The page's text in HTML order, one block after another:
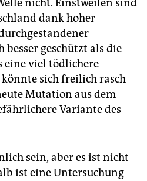
nicht. Einstweilen sind
dank hoher
geschützt als die
eine viel tödlichere
sich freilich rasch
Mutation aus dem
Variante des
sein, aber es ist nicht
ist eine Untersuchung